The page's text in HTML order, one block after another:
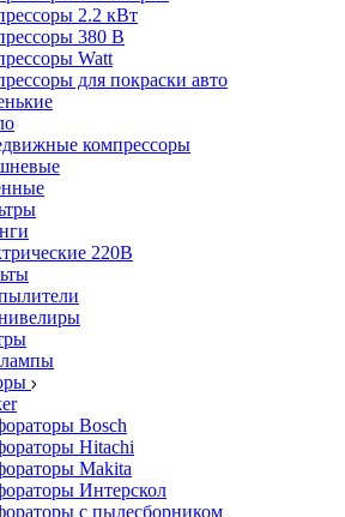
2.2 кВт
380 В
Watt
для покраски авто
компрессоры
220В
Bosch
Hitachi
Makita
Интерскол
с пылесборником